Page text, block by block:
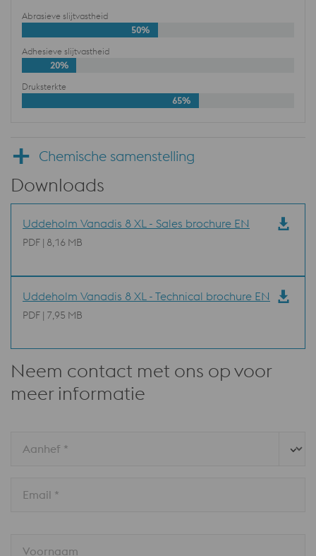
Abrasieve slijtvastheid
50%
Adhesieve slijtvastheid
20%
Druksterkte
65%
Chemische samenstelling
Downloads
Uddeholm Vanadis 8 XL - Sales brochure EN
PDF | 8,16 MB
Uddeholm Vanadis 8 XL - Technical brochure EN
PDF | 7,95 MB
Neem contact met ons op voor
meer informatie
Aanhef *
Email *
Voornaam